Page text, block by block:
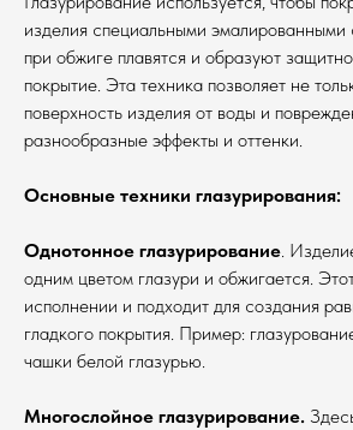
изделия специальными эмалированными
при обжиге плавятся и образуют
покрытие. Эта техника позволяет не
поверхность изделия от воды и
разнообразные эффекты и оттенки.
Основные техники глазурирования:
Однотонное глазурирование .
одним цветом глазури и обжигается.
исполнении и подходит для создания
гладкого покрытия. Пример:
чашки белой глазурью.
Многослойное глазурирование.